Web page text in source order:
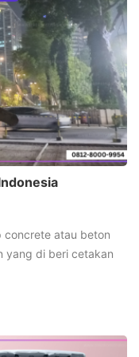
concrete atau beton
yang di beri cetakan